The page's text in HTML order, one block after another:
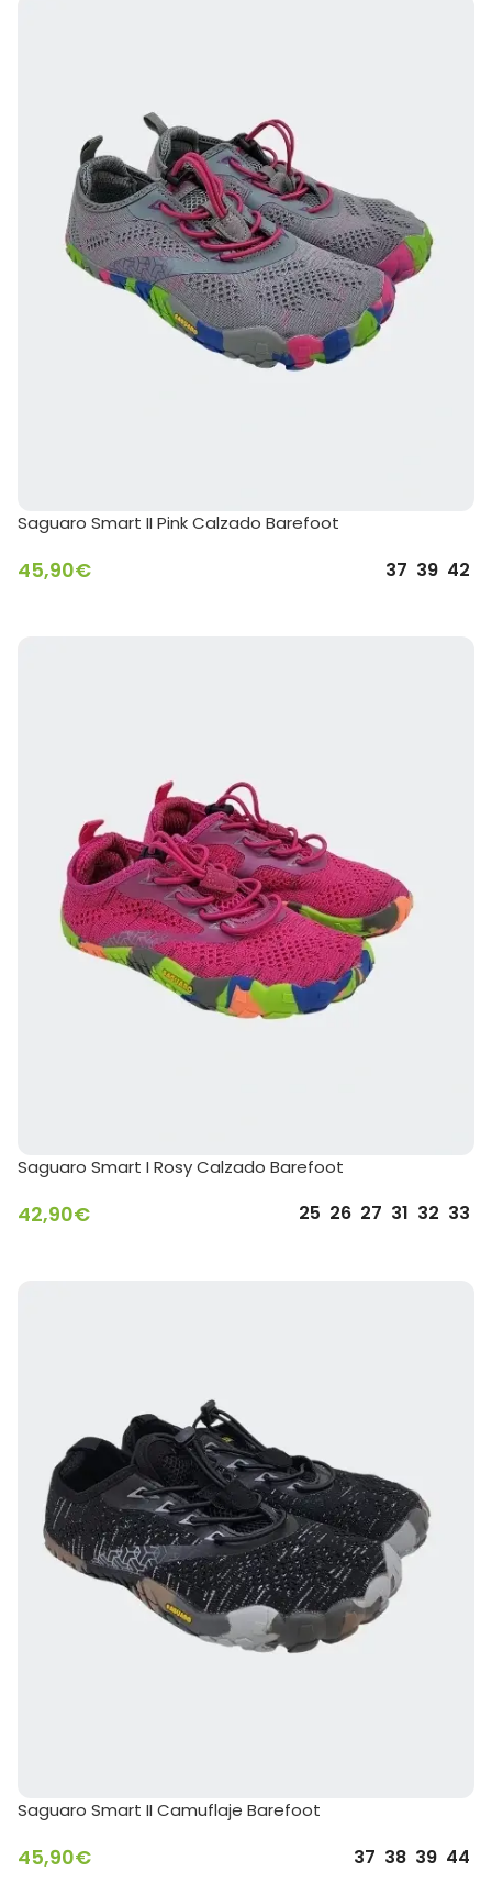
Saguaro Smart II Pink Calzado Barefoot
45,90€ 37 39 42
Saguaro Smart I Rosy Calzado Barefoot
42,90€ 25 26 27 31 32 33
Saguaro Smart II Camuflaje Barefoot
45,90€ 37 38 39 44